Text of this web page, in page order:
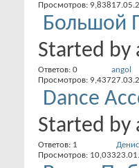
Просмотров: 9,838
Большой
Started by
Ответов: 0
Просмотров: 9,437
angol
Dance
Started by
Ответов: 1
Просмотров: 10,033
Денис